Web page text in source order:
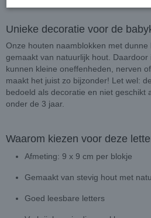
Unieke decoratie voor de
Onze houten naamblokken met
gemaakt van natuurlijk hout. Daardoor
kunnen kleine oneffenheden, nerven
maakt het juist zo bijzonder! Let wel:
bedoeld als decoratie en niet geschikt
onder de 3 jaar.
Waarom kiezen voor deze
Afmeting: 9 x 9 cm per blokje
Gemaakt van stevig hout met
Goed leesbare letters